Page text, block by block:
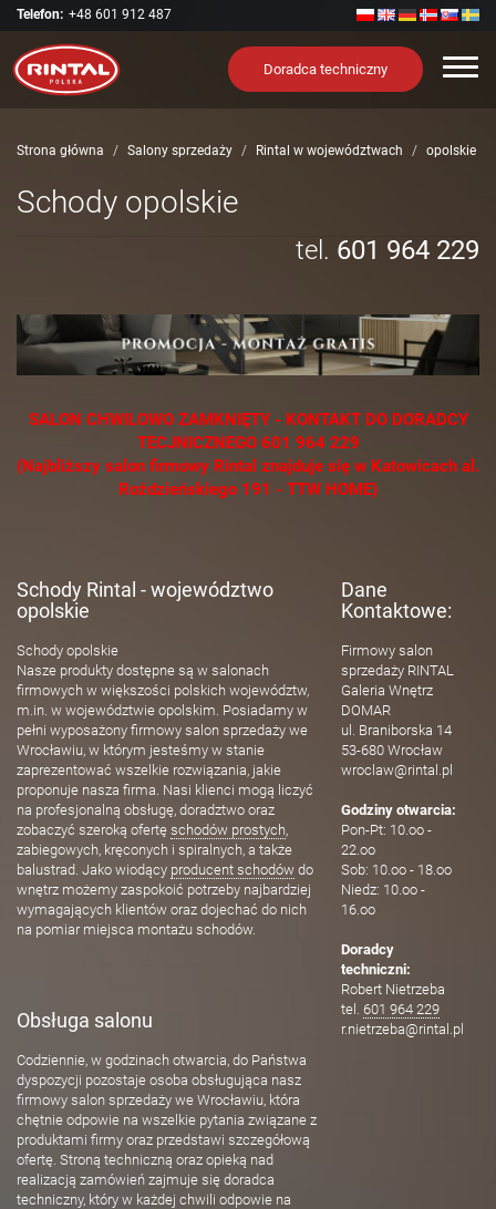
Telefon: +48 601 912 487
Doradca techniczny
Strona główna Salony sprzedaży Rintal w województwach opolskie
tel. 601 964 229
Schody opolskie
SALON CHWILOWO ZAMKNIĘTY - KONTAKT DO DORADCY
TECJNICZNEGO 601 964 229
(Najbliższy salon firmowy Rintal znajduje się w Katowicach al.
Roździeńskiego 191 - TTW HOME)
Schody Rintal - województwo
opolskie
Schody opolskie
Nasze produkty dostępne są w salonach
firmowych w większości polskich województw,
m.in. w województwie opolskim. Posiadamy w
pełni wyposażony firmowy salon sprzedaży we
Wrocławiu, w którym jesteśmy w stanie
zaprezentować wszelkie rozwiązania, jakie
proponuje nasza firma. Nasi klienci mogą liczyć
na profesjonalną obsługę, doradztwo oraz
zobaczyć szeroką ofertę schodów prostych
zabiegowych, kręconych i spiralnych, a także
balustrad. Jako wiodący producent schodów do
wnętrz możemy zaspokoić potrzeby najbardziej
wymagających klientów oraz dojechać do nich
na pomiar miejsca montażu schodów.
Obsługa salonu
Codziennie, w godzinach otwarcia, do Państwa
dyspozycji pozostaje osoba obsługująca nasz
firmowy salon sprzedaży we Wrocławiu, która
chętnie odpowie na wszelkie pytania związane z
produktami firmy oraz przedstawi szczegółową
ofertę. Stroną techniczną oraz opieką nad
realizacją zamówień zajmuje się doradca
techniczny, który w każdej chwili odpowie na
Dane
Kontaktowe:
Firmowy salon
sprzedaży RINTAL
Galeria Wnętrz
DOMAR
ul. Braniborska 14
53-680 Wrocław
wroclaw@rintal.pl
Godziny otwarcia:
Pon-Pt: 10.oo -
22.oo
Sob: 10.oo - 18.oo
Niedz: 10.oo -
16.oo
Doradcy
techniczni:
Robert Nietrzeba
tel. 601 964 229
r.nietrzeba@rintal.pl